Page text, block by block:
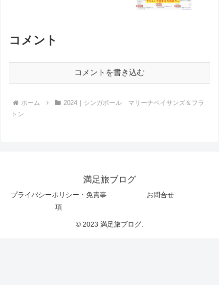
コメント
コメントを書き込む
ホーム
2024｜シンガポール マリーナベイサンズ＆フラ
トン
満足旅ブログ
プライバシーポリシー・免責事
項
お問合せ
© 2023 満足旅ブログ.